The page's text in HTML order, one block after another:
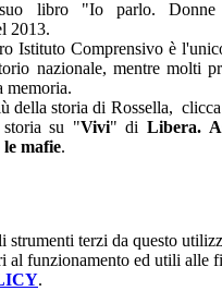
suo libro "Io parlo.
2013.
Istituto Comprensivo è
nazionale, mentre molti
memoria.
della storia di Rossella,
su "Vivi" diLibera.
mafie.
strumenti terzi da questo
al funzionamento ed utili alle
.